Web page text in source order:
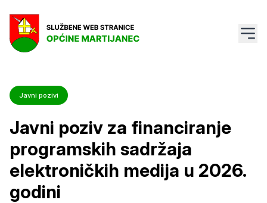
Javni pozivi
Javni poziv za financiranje
programskih sadržaja
elektroničkih medija u 2026.
godini